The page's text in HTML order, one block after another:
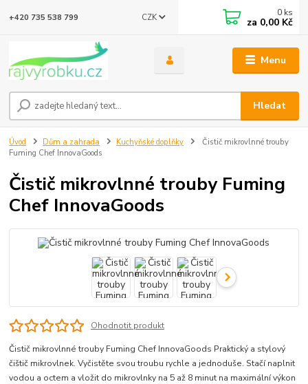
Menu
CZK
Hledat
+420 735 538 799 0 ks
za 0,00 Kč
Úvod Dům a zahrada Kuchyňské doplňky
Čistič mikrovlnné trouby
Fuming Chef InnovaGoods
Čistič mikrovlnné trouby Fuming
Chef InnovaGoods
Ohodnotit produkt
Čistič mikrovlnné trouby Fuming Chef InnovaGoods Praktický a stylový
čištič mikrovlnek. Vyčistěte svou troubu rychle a jednoduše. Stačí naplnit
vodou a octem a vložit do mikrovlnky na 5 až 8 minut na maximální výkon